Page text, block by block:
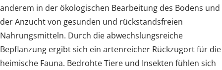
anderem in der ökologischen Bearbeitung des Bodens und
der Anzucht von gesunden und rückstandsfreien
Nahrungsmitteln. Durch die abwechslungsreiche
Bepflanzung ergibt sich ein artenreicher Rückzugort für die
heimische Fauna. Bedrohte Tiere und Insekten fühlen sich